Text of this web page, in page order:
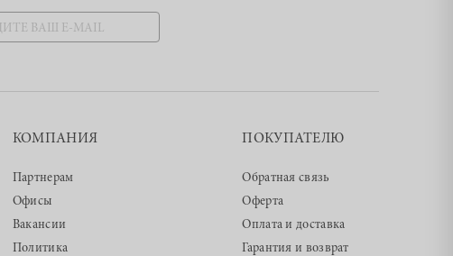
КОМПАНИЯ
Партнерам
Офисы
Вакансии
Политика
ПОКУПАТЕЛЮ
Обратная связь
Оферта
Оплата и доставка
Гарантия и возврат